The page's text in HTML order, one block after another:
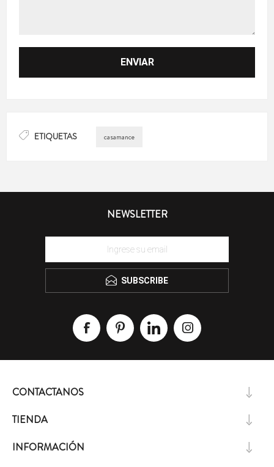
ETIQUETAS casamance
NEWSLETTER
SUBSCRIBE
CONTACTANOS
TIENDA
INFORMACIÓN